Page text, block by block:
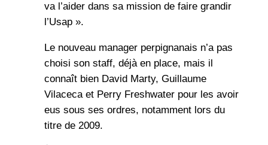
va l’aider dans sa mission de faire grandir
l’Usap ».
Le nouveau manager perpignanais n’a pas
choisi son staff, déjà en place, mais il
connaît bien David Marty, Guillaume
Vilaceca et Perry Freshwater pour les avoir
eus sous ses ordres, notamment lors du
titre de 2009.